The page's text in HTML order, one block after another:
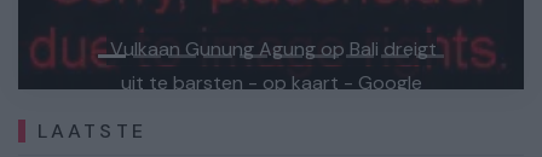
Vulkaan Gunung Agung op Bali dreigt
uit te barsten - op kaart - Google
LAATSTE